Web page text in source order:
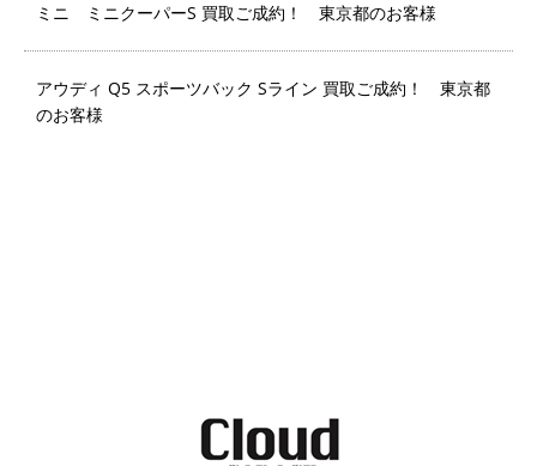
ミニ ミニクーパーS 買取ご成約！ 東京都のお客様
アウディ Q5 スポーツバック Sライン 買取ご成約！ 東京都
のお客様